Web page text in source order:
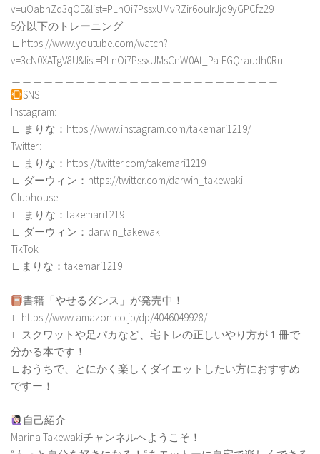
v=uOabnZd3qOE&list=PLnOi7PssxUMvRZir6ouIrJjq9yGPCfz29
5分以下のトレーニング
∟https://www.youtube.com/watch?
v=3cN0XATgV8U&list=PLnOi7PssxUMsCnW0At_Pa-EGQraudh0Ru
SNS
Instagram:
∟ まりな：https://www.instagram.com/takemari1219/
Twitter:
∟ まりな：https://twitter.com/takemari1219
∟ ダーウィン：https://twitter.com/darwin_takewaki
Clubhouse:
∟ まりな：takemari1219
∟ ダーウィン：darwin_takewaki
TikTok
∟まりな：takemari1219
書籍「やせるダンス」が発売中！
∟https://www.amazon.co.jp/dp/4046049928/
∟スクワットや足パカなど、宅トレの正しいやり方が１冊で
分かる本です！
∟おうちで、とにかく楽しくダイエットしたい方におすすめ
ですー！
自己紹介
Marina Takewakiチャンネルへようこそ！